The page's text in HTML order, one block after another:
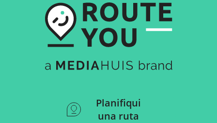
Planifiqui
una ruta